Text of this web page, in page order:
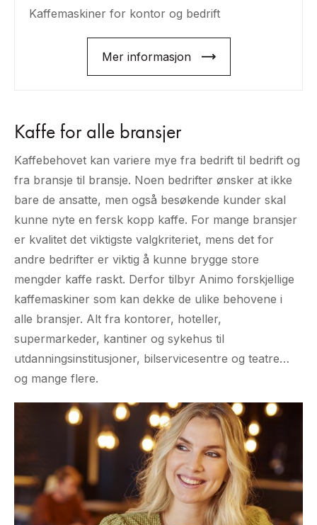
Kaffemaskiner for kontor og bedrift
Mer informasjon
Kaffe for alle bransjer
Kaffebehovet kan variere mye fra bedrift til bedrift og
fra bransje til bransje. Noen bedrifter ønsker at ikke
bare de ansatte, men også besøkende kunder skal
kunne nyte en fersk kopp kaffe. For mange bransjer
er kvalitet det viktigste valgkriteriet, mens det for
andre bedrifter er viktig å kunne brygge store
mengder kaffe raskt. Derfor tilbyr Animo forskjellige
kaffemaskiner som kan dekke de ulike behovene i
alle bransjer. Alt fra kontorer, hoteller,
supermarkeder, kantiner og sykehus til
utdanningsinstitusjoner, bilservicesentre og teatre…
og mange flere.